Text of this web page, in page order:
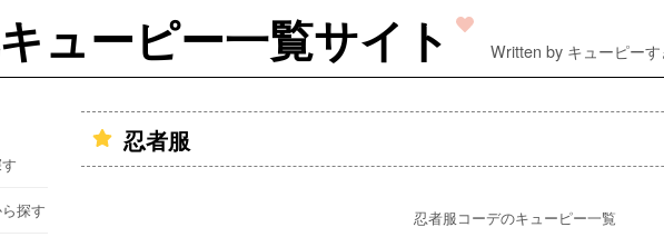
ューピー一覧サイト Written by キューピー
探す
忍者服
忍者服コーデのキューピー一覧